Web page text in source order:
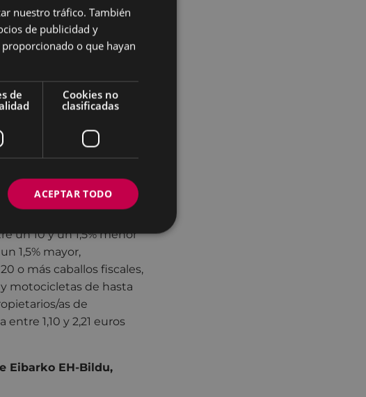
o más plazas, cuya
en que ésta tenga la
y con la siguiente
80%;
cuota del Impuesto los
Tráfico. Asimismo,
su defecto, la fecha en
un 10 y un 1,5% menor
1,5% mayor,
o más caballos fiscales,
motocicletas de hasta
as de
1,10 y 2,21 euros
Eibarko EH-Bildu,
BASQUE
nuestro tráfico. También
de publicidad y
o que hayan
de
Cookies no
clasificadas
ACEPTAR TODO